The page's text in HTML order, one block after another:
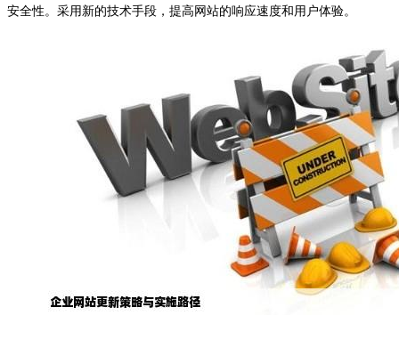
安全性。采用新的技术手段，提高网站的响应速度和用户体验。